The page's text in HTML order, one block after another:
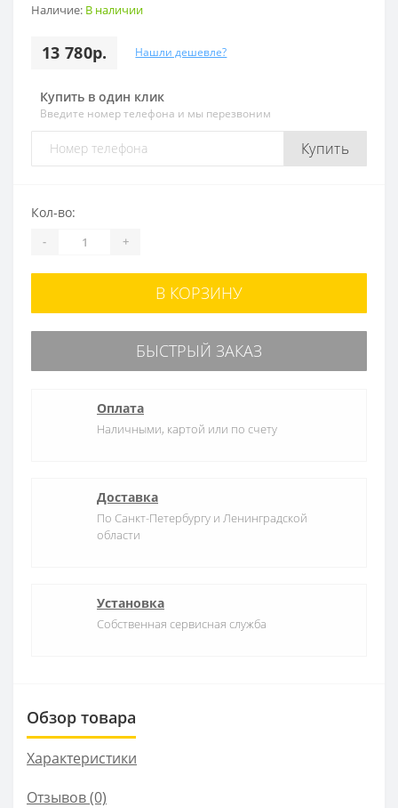
Наличие: В наличии
13 780р. Нашли дешевле?
Купить в один клик
Введите номер телефона и мы перезвоним
Купить
Кол-во:
- +
В КОРЗИНУ
БЫСТРЫЙ ЗАКАЗ
Оплата
Наличными, картой или по счету
Доставка
По Санкт-Петербургу и Ленинградской
области
Установка
Собственная сервисная служба
Обзор товара
Характеристики
Отзывов (0)